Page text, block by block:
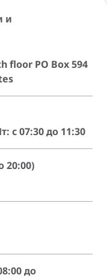
и
floor PO Box 594
с 07:30 до 11:30
20:00)
до